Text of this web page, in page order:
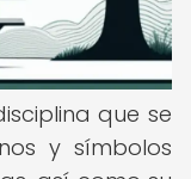
que se
y símbolos